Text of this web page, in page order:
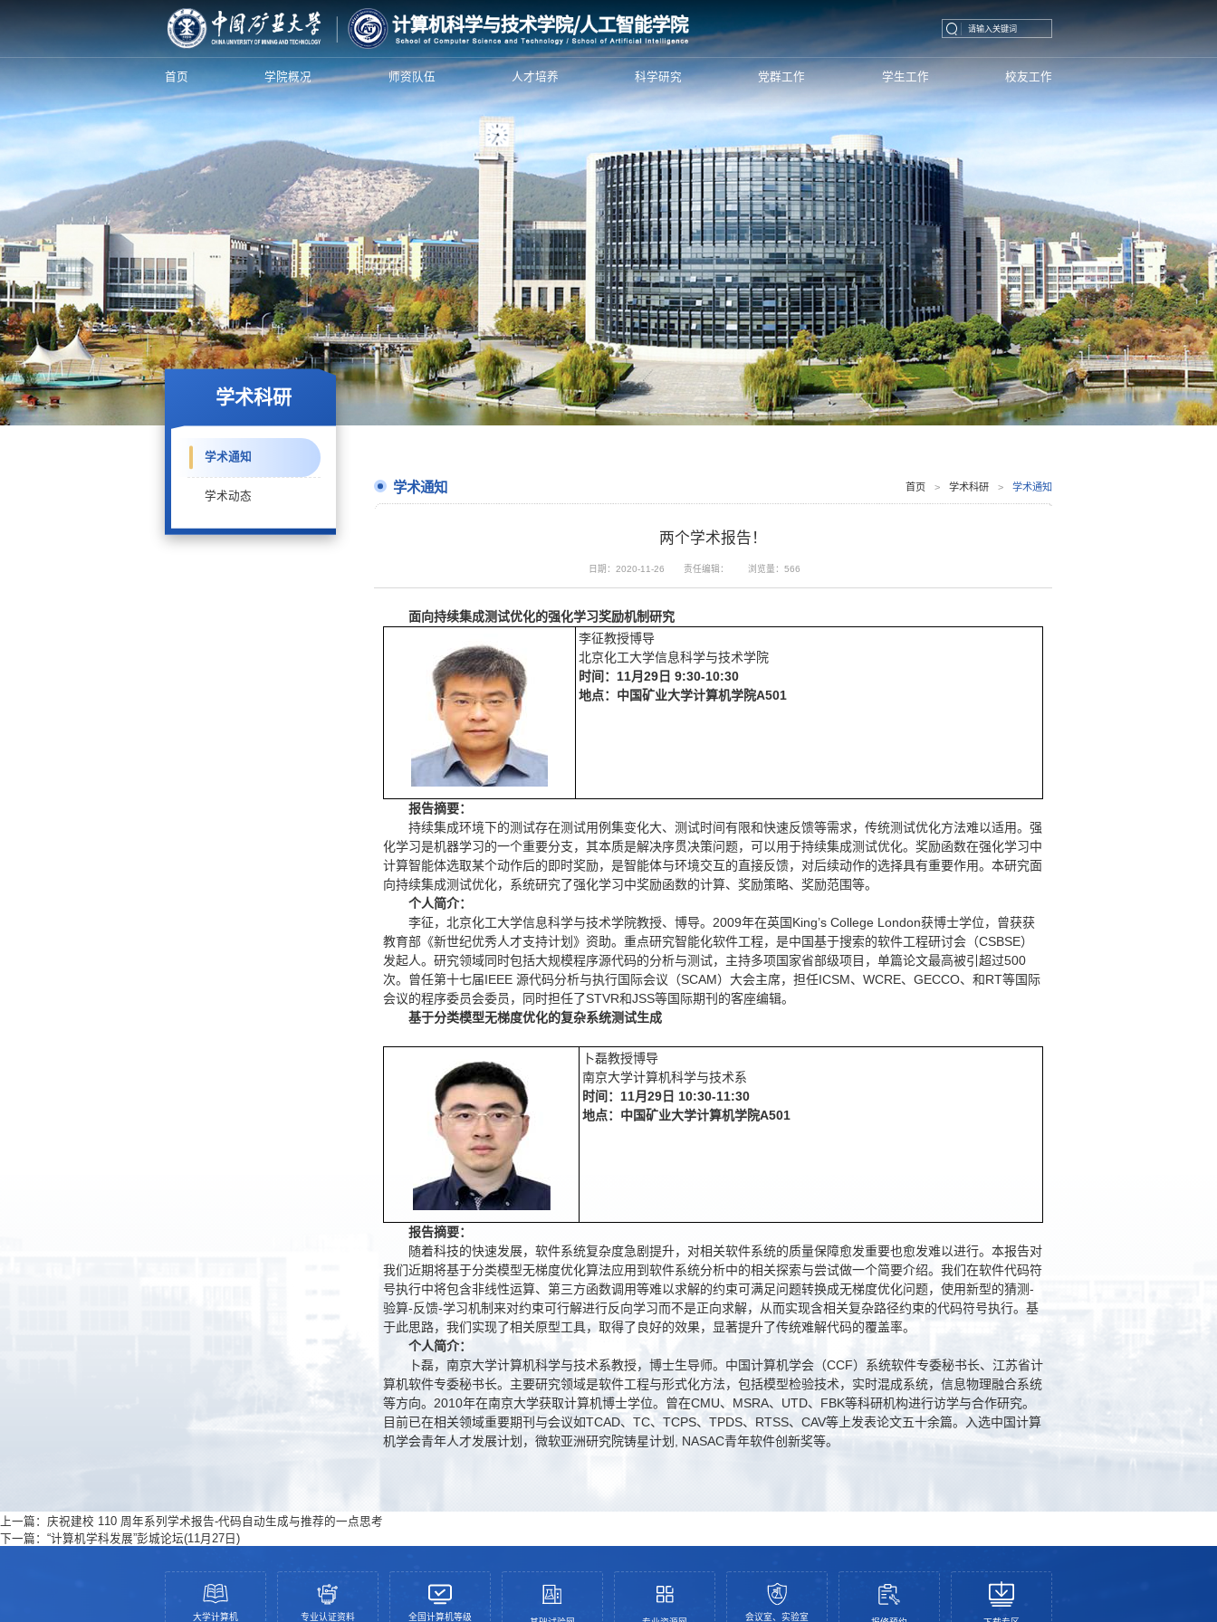
首页 学院概况 师资队伍 人才培养 科学研究 党群工作 学生工作 校友工作
学术科研
学术通知
学术动态
学术通知 首页 > 学术科研 > 学术通知
两个学术报告！
日期：2020-11-26 责任编辑： 浏览量： 566
面向持续集成测试优化的强化学习奖励机制研究
李征教授博导
北京化工大学信息科学与技术学院
时间： 11月29 日 9:30-10:30
地点：中国矿业大学计算机学院A501
报告摘要：
持续集成环境下的测试存在测试用例集变化大、测试时间有限和快速反馈等需求，传统测试优化方法难以适用。强
化学习是机器学习的一个重要分支，其本质是解决序贯决策问题，可以用于持续集成测试优化。奖励函数在强化学习中
计算智能体选取某个动作后的即时奖励，是智能体与环境交互的直接反馈，对后续动作的选择具有重要作用。本研究面
向持续集成测试优化，系统研究了强化学习中奖励函数的计算、奖励策略、奖励范围等。
个人简介：
李征，北京化工大学信息科学与技术学院教授、博导。2009年在英国King’s College London获博士学位，曾获获
教育部《新世纪优秀人才支持计划》资助。重点研究智能化软件工程，是中国基于搜索的软件工程研讨会（CSBSE）
发起人。研究领域同时包括大规模程序源代码的分析与测试，主持多项国家省部级项目，单篇论文最高被引超过500
次。曾任第十七届IEEE 源代码分析与执行国际会议（SCAM）大会主席，担任ICSM、WCRE、GECCO、和RT等国际
会议的程序委员会委员，同时担任了STVR和JSS等国际期刊的客座编辑。
基于分类模型无梯度优化的复杂系统测试生成
卜磊教授博导
南京大学计算机科学与技术系
时间： 11月29 日 10:30-11:30
地点：中国矿业大学计算机学院A501
报告摘要：
随着科技的快速发展，软件系统复杂度急剧提升，对相关软件系统的质量保障愈发重要也愈发难以进行。本报告对
我们近期将基于分类模型无梯度优化算法应用到软件系统分析中的相关探索与尝试做一个简要介绍。我们在软件代码符
号执行中将包含非线性运算、第三方函数调用等难以求解的约束可满足问题转换成无梯度优化问题，使用新型的猜测-
验算-反馈-学习机制来对约束可行解进行反向学习而不是正向求解，从而实现含相关复杂路径约束的代码符号执行。基
于此思路，我们实现了相关原型工具，取得了良好的效果，显著提升了传统难解代码的覆盖率。
个人简介：
卜磊，南京大学计算机科学与技术系教授，博士生导师。中国计算机学会（CCF）系统软件专委秘书长、江苏省计
算机软件专委秘书长。主要研究领域是软件工程与形式化方法，包括模型检验技术，实时混成系统，信息物理融合系统
等方向。2010年在南京大学获取计算机博士学位。曾在CMU、MSRA、UTD、FBK等科研机构进行访学与合作研究。
目前已在相关领域重要期刊与会议如TCAD、TC、TCPS、TPDS、RTSS、CAV等上发表论文五十余篇。入选中国计算
机学会青年人才发展计划，微软亚洲研究院铸星计划, NASAC青年软件创新奖等。
上一篇： 庆祝建校 110 周年系列学术报告-代码自动生成与推荐的一点思考
下一篇： “计算机学科发展”彭城论坛(11月27日)
大学计算机 专业认证资料 全国计算机等级 会议室、实验室